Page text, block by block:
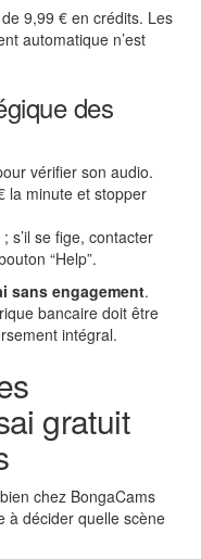
9,99 € en crédits. Les
automatique n’est
des
vérifier son audio.
la minute et stopper
s’il se fige, contacter
“Help”.
sans engagement.
bancaire doit être
intégral.
gratuit
chez BongaCams
à décider quelle scène